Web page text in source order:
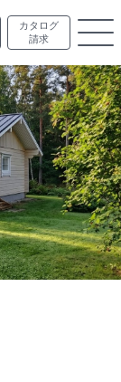
カタログ
請求